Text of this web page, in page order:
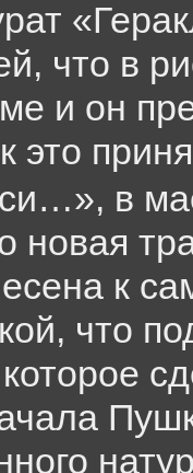
что в
и он
это
в
новая
к
что